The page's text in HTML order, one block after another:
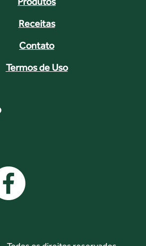
Receitas
Contato
Termos de Uso